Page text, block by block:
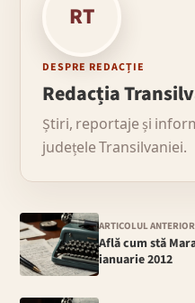
RT
DESPRE REDACȚIE
Redacția
Știri, reportaje și
județele Transilvaniei.
ARTICOLUL ANTERIOR
Află cum stă
ianuarie 2012